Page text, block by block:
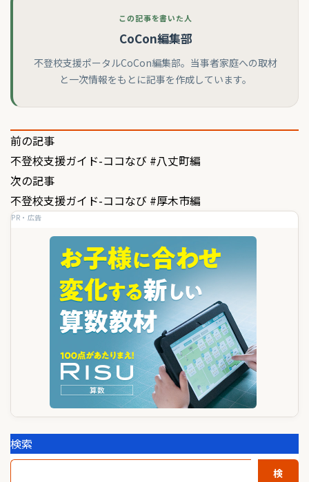
この記事を書いた人
CoCon編集部
不登校支援ポータルCoCon編集部。当事者家庭への取材
と一次情報をもとに記事を作成しています。
投
稿
ナ
ビ
前の記事
不登校支援ガイド-ココなび #八丈町編
次の記事
不登校支援ガイド-ココなび #厚木市編
PR・広告
検索
検